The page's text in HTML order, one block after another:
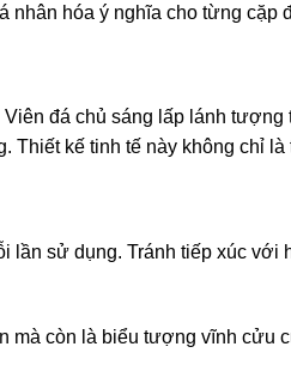
nhân hóa ý nghĩa cho từng cặp
đá chủ sáng lấp lánh tượng
kế tinh tế này không chỉ
sử dụng. Tránh tiếp xúc
mà còn là biểu tượng vĩnh cửu